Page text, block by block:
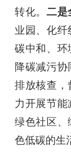
转化。 二是
业园、化
碳中和、环
降碳减污
排放核查，
力开展节
绿色社区、
色低碳的生